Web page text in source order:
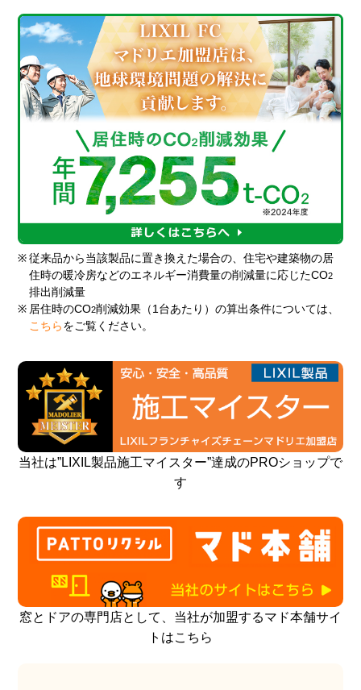
※ 従来品から当該製品に置き換えた場合の、住宅や建築物の居
住時の暖冷房などのエネルギー消費量の削減量に応じたCO2
排出削減量
※ 居住時のCO2削減効果（1台あたり）の算出条件については、
こちら をご覧ください。
当社は”LIXIL製品施工マイスター”達成のPROショップで
す
窓とドアの専門店として、当社が加盟するマド本舗サイ
トはこちら